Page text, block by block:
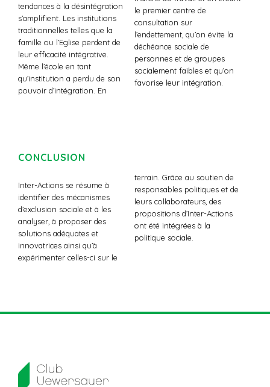
tendances à la désintégration
s’amplifient. Les institutions
traditionnelles telles que la
famille ou l’Eglise perdent de
leur efficacité intégrative.
Même l’école en tant
qu’institution a perdu de son
pouvoir d’intégration. En
le premier centre de
consultation sur
l’endettement, qu’on évite la
déchéance sociale de
personnes et de groupes
socialement faibles et qu’on
favorise leur intégration.
CONCLUSION
Inter-Actions se résume à
identifier des mécanismes
d’exclusion sociale et à les
analyser, à proposer des
solutions adéquates et
innovatrices ainsi qu’à
expérimenter celles-ci sur le
terrain. Grâce au soutien de
responsables politiques et de
leurs collaborateurs, des
propositions d’Inter-Actions
ont été intégrées à la
politique sociale.